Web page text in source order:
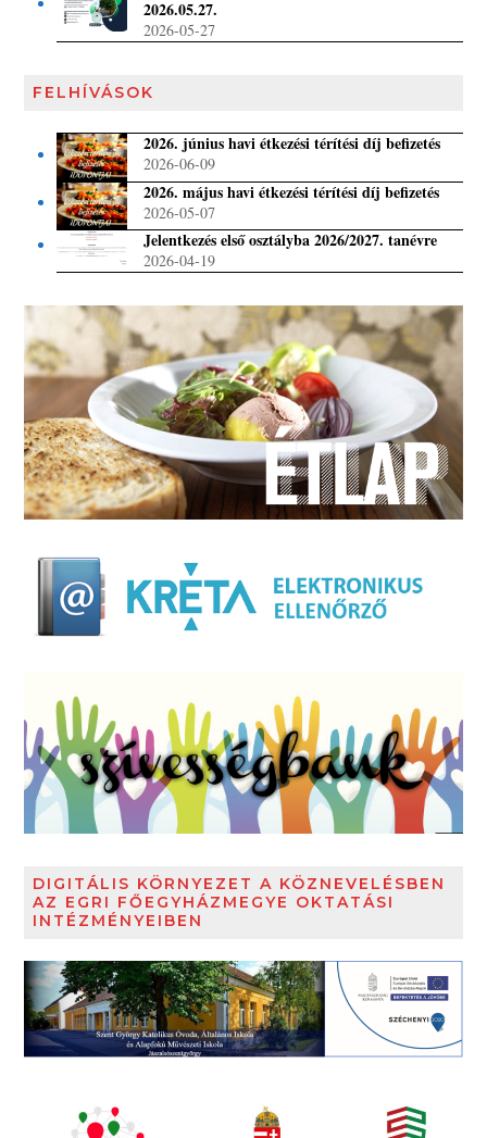
2026.05.27.
2026-05-27
FELHÍVÁSOK
2026. június havi étkezési térítési díj befizetés
2026-06-09
2026. május havi étkezési térítési díj befizetés
2026-05-07
Jelentkezés első osztályba 2026/2027. tanévre
2026-04-19
DIGITÁLIS KÖRNYEZET A KÖZNEVELÉSBEN
AZ EGRI FŐEGYHÁZMEGYE OKTATÁSI
INTÉZMÉNYEIBEN